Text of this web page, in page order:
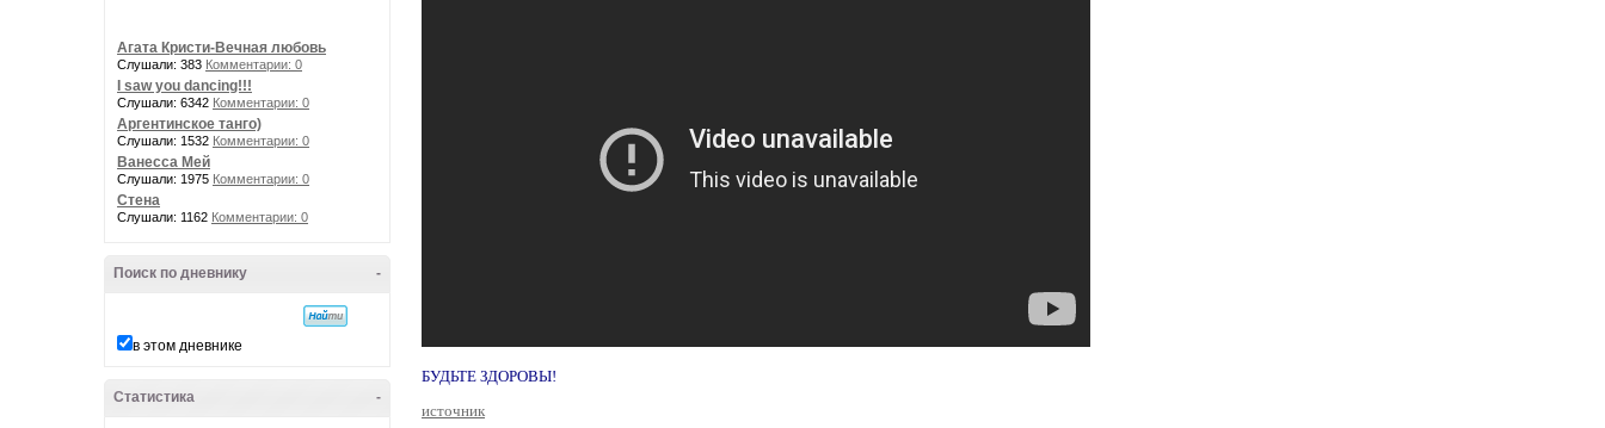
Агата Кристи-Вечная любовь
Слушали: 383 Комментарии: 0
I saw you dancing!!!
Слушали: 6342 Комментарии: 0
Аргентинское танго)
Слушали: 1532 Комментарии: 0
Ванесса Мей
Слушали: 1975 Комментарии: 0
Стена
Слушали: 1162 Комментарии: 0
-
Поиск по дневнику
в этом дневнике
-
Статистика
БУДЬТЕ ЗДОРОВЫ!
источник